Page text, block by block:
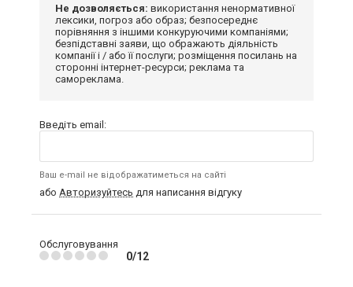
Не дозволяється: використання ненормативної
лексики, погроз або образ; безпосереднє
порівняння з іншими конкуруючими компаніями;
безпідставні заяви, що ображають діяльність
компанії і / або її послуги; розміщення посилань на
сторонні інтернет-ресурси; реклама та
самореклама.
Введіть email:
Ваш e-mail не відображатиметься на сайті
або Авторизуйтесь для написання відгуку
Обслуговування
0/12